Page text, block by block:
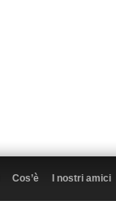
Cos’è I nostri amici